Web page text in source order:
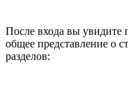
После входа вы увидите
общее представление о
разделов: